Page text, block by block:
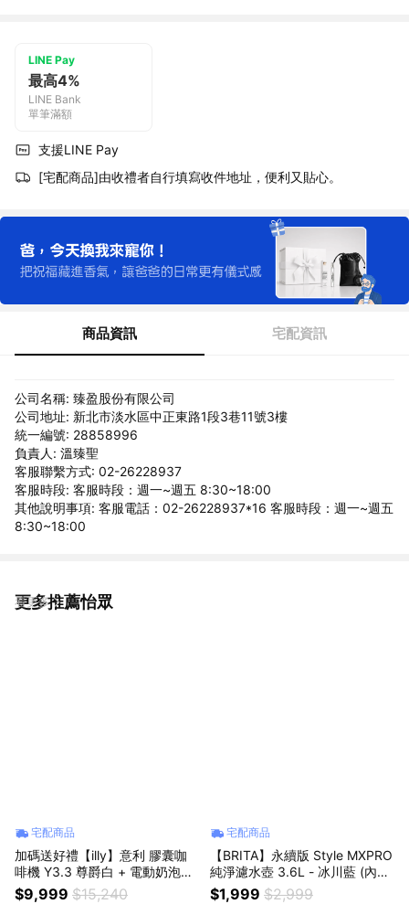
LINE Pay
最高4%
LINE Bank
單筆滿額
支援LINE Pay
[宅配商品]由收禮者自行填寫收件地址，便利又貼心。
商品資訊 宅配資訊
公司名稱: 臻盈股份有限公司
公司地址: 新北市淡水區中正東路1段3巷11號3樓
統一編號: 28858996
負責人: 溫臻聖
客服聯繫方式: 02-26228937
客服時段: 客服時段：週一~週五 8:30~18:00
其他說明事項: 客服電話：02-26228937*16 客服時段：週一~週五
8:30~18:00
更多推薦怡眾
看更多
宅配商品
加碼送好禮【illy】意利 膠囊咖
啡機 Y3.3 尊爵白 + 電動奶泡機
組合 (韓國IG爆紅全球熱賣款)
$9,999 $15,240
宅配商品
【BRITA】永續版 Style MXPRO
純淨濾水壺 3.6L - 冰川藍 (內含
1+2入純淨全效型濾芯) 共3芯
$1,999 $2,999